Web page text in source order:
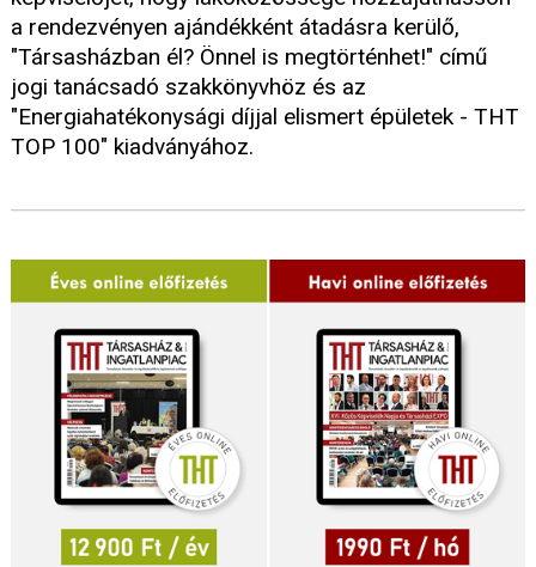
a rendezvényen ajándékként átadásra kerülő,
"Társasházban él? Önnel is megtörténhet!" című
jogi tanácsadó szakkönyvhöz és az
"Energiahatékonysági díjjal elismert épületek - THT
TOP 100" kiadványához.